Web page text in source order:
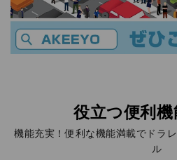
役立つ便利
機能充実！便利な機能満載でドラ
ル